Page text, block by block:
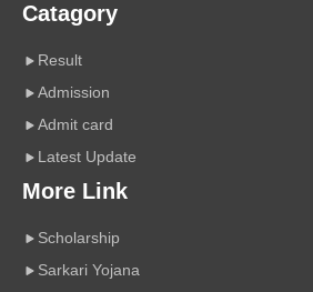
Catagory
Result
Admission
Admit card
Latest Update
More Link
Scholarship
Sarkari Yojana